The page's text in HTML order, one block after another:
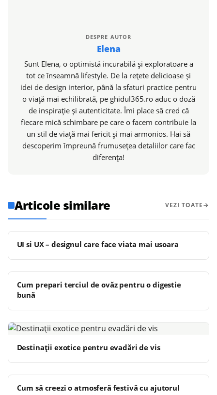
DESPRE AUTOR
Elena
Sunt Elena, o optimistă incurabilă și exploratoare a
tot ce înseamnă lifestyle. De la rețete delicioase și
idei de design interior, până la sfaturi practice pentru
o viață mai echilibrată, pe ghidul365.ro aduc o doză
de inspirație și autenticitate. Îmi place să cred că
fiecare mică schimbare pe care o facem contribuie la
un stil de viață mai fericit și mai armonios. Hai să
descoperim împreună frumusețea detaliilor care fac
diferența!
Articole similare VEZI TOATE
UI si UX – designul care face viata mai usoara
Cum prepari terciul de ovăz pentru o digestie
bună
Destinații exotice pentru evadări de vis
Cum să creezi o atmosferă festivă cu ajutorul